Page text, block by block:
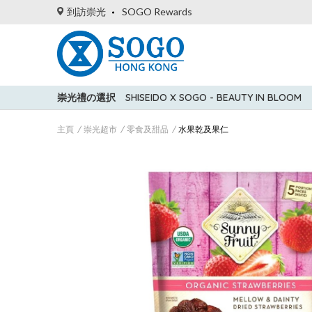
到訪崇光 SOGO Rewards
崇光禮の選択 SHISEIDO X SOGO - BEAUTY IN BLOOM
主頁 崇光超市 零食及甜品 水果乾及果仁